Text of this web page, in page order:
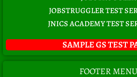
JOBSTRUGGLER TEST
JNICS ACADEMY TEST
SAMPLE GS TEST
FOOTER MENU